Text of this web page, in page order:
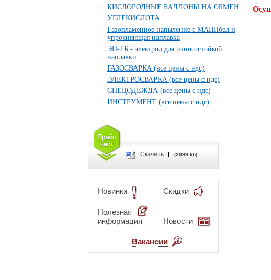
КИСЛОРОДНЫЕ БАЛЛОНЫ НА ОБМЕН
УГЛЕКИСЛОТА
Газопламенное напыление с МАППбел и
упрочняющая наплавка
ЭП-ТБ - электрод для износостойкой
наплавки
ГАЗОСВАРКА (все цены с ндс)
ЭЛЕКТРОСВАРКА (все цены с ндс)
СПЕЦОДЕЖДА (все цены с ндс)
ИНСТРУМЕНТ (все цены с ндс)
Cкачать (2099 kb)
Новинки Скидки
Полезная
информация
Новости
Вакансии